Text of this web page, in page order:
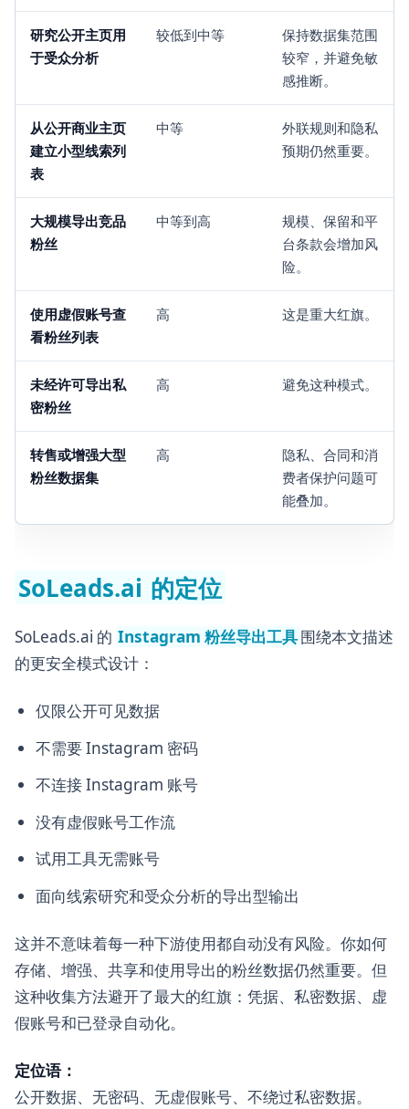
研究公开主页用
于受众分析
较低到中等
保持数据集范围
较窄，并避免敏
感推断。
从公开商业主页
建立小型线索列
表
中等
外联规则和隐私
预期仍然重要。
大规模导出竞品
粉丝
中等到高
规模、保留和平
台条款会增加风
险。
使用虚假账号查
看粉丝列表
高 这是重大红旗。
未经许可导出私
密粉丝
高 避免这种模式。
转售或增强大型
粉丝数据集
高
隐私、合同和消
费者保护问题可
能叠加。
SoLeads.ai 的定位
SoLeads.ai 的 Instagram 粉丝导出工具围绕本文描述
的更安全模式设计：
仅限公开可见数据
不需要 Instagram 密码
不连接 Instagram 账号
没有虚假账号工作流
试用工具无需账号
面向线索研究和受众分析的导出型输出
这并不意味着每一种下游使用都自动没有风险。你如何
存储、增强、共享和使用导出的粉丝数据仍然重要。但
这种收集方法避开了最大的红旗：凭据、私密数据、虚
假账号和已登录自动化。
定位语：
公开数据、无密码、无虚假账号、不绕过私密数据。